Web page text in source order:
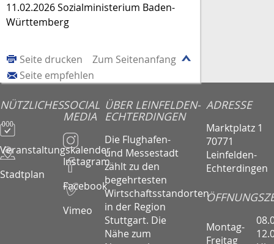
11.02.2026 Sozialministerium Baden-
Württemberg
Zum Seitenanfang
Seite drucken
Seite empfehlen
NÜTZLICHES
Veranstaltungskalender
Stadtplan
SOCIAL
MEDIA
Instagram
Facebook
Vimeo
ÜBER LEINFELDEN-
ECHTERDINGEN
Die Flughafen-
und Messestadt
zählt zu den
begehrtesten
Wirtschaftsstandorten
in der Region
Stuttgart. Die
Nähe zum
ADRESSE
Marktplatz 1
70771
Leinfelden-
Echterdingen
Montag-
Freitag